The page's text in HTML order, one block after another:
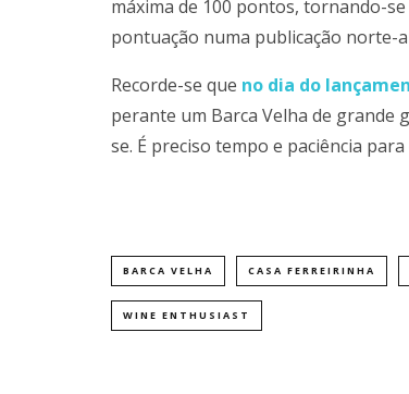
máxima de 100 pontos, tornando-
pontuação numa publicação norte-
Recorde-se que no dia do
perante um Barca Velha de grande
se. É preciso tempo e paciência
BARCA VELHA CASA FERREIRINHA
WINE ENTHUSIAST